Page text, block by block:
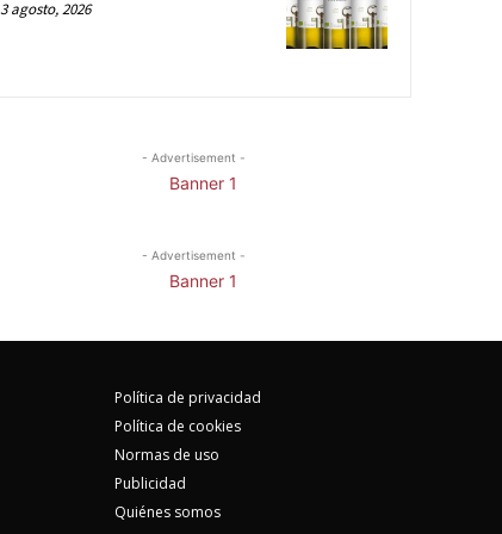
3 agosto, 2026
- Advertisement -
- Advertisement -
Política de privacidad
Política de cookies
Normas de uso
Publicidad
Quiénes somos